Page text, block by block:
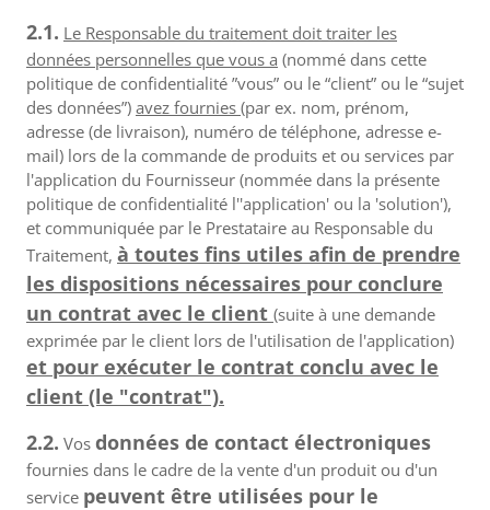
2.1. Le Responsable du traitement doit traiter les
données personnelles que vous a (nommé dans cette
politique de confidentialité ”vous” ou le “client” ou le “sujet
des données”) avez fournies (par ex. nom, prénom,
adresse (de livraison), numéro de téléphone, adresse e-
mail) lors de la commande de produits et ou services par
l'application du Fournisseur (nommée dans la présente
politique de confidentialité l''application' ou la 'solution'),
et communiquée par le Prestataire au Responsable du
Traitement, à toutes fins utiles afin de prendre
les dispositions nécessaires pour conclure
un contrat avec le client (suite à une demande
exprimée par le client lors de l'utilisation de l'application)
et pour exécuter le contrat conclu avec le
client (le "contrat").
2.2. Vos données de contact électroniques
fournies dans le cadre de la vente d'un produit ou d'un
service peuvent être utilisées pour le